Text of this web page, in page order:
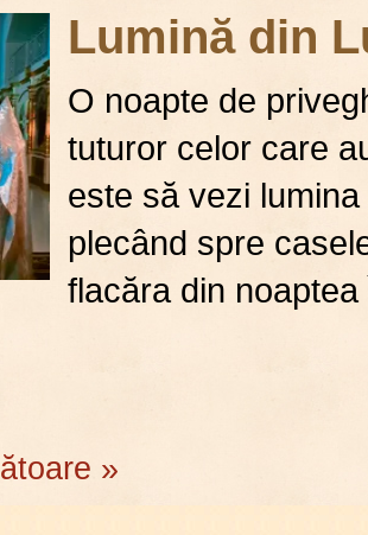
Lumină din
O noapte de
tuturor celor care
este să vezi
plecând spre
flacăra din
»